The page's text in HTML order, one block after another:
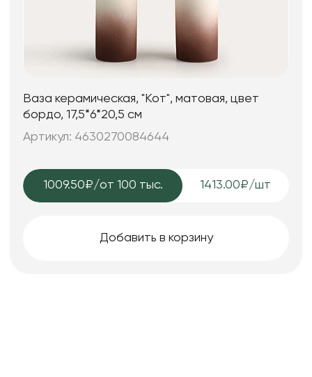
Ваза керамическая, "Кот", матовая, цвет
бордо, 17,5*6*20,5 см
Артикул: 4630270084644
1009.50₽/от 100 тыс. 1413.00₽/шт
Добавить в корзину